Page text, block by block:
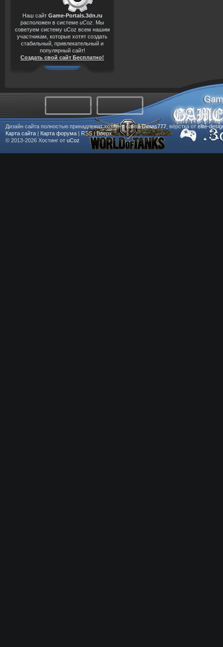
Наш сайт Game-Portals.3dn.ru
расположен в системе uCoz . Мы
советуем систему uCoz всем нашим
участникам, которые хотят создать
стабильный, привлекательный и
популярный сайт!
Создать свой сайт Бесплатно!
Дизайн сайта полностью принадлежит хозяину сайтаDimas777, вёрстка от elite-
Карта сайта | Карта форума | RSS|Вверх
© 2013-2026 Хостинг от uCoz